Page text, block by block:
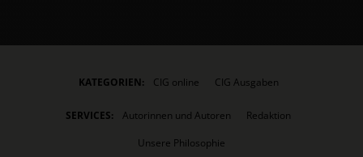
KATEGORIEN: CIG online CIG Ausgaben
SERVICES: Autorinnen und Autoren
Redaktion
Unsere Philosophie